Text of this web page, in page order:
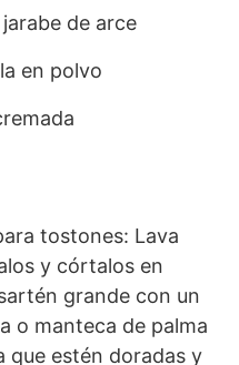
de arce
en polvo
tostones: Lava
y córtalos en
grande con un
o manteca de palma
que estén doradas y